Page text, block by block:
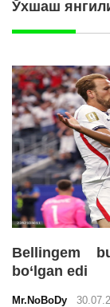
Ўхшаш
Bellingem
bo‘lgan edi
Mr.NoBoDy